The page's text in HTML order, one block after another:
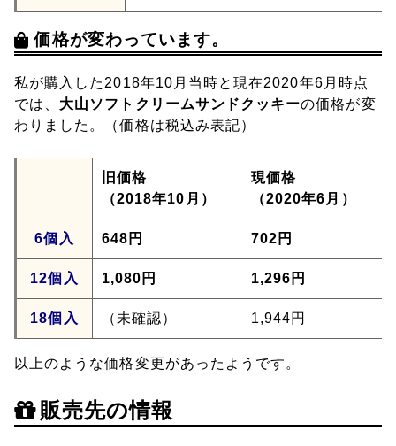
価格が変わっています。
私が購入した2018年10月当時と現在2020年6月時点
では、 大山ソフトクリームサンドクッキーの価格が変
わりました。（価格は税込み表記）
旧価格
（2018年10月）
現価格
（2020年6月）
6個入 648円 702円
12個入 1,080円 1,296円
18個入 （未確認） 1,944円
以上のような価格変更があったようです。
販売先の情報